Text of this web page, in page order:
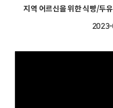
지역 어르신을 위한 식빵/두